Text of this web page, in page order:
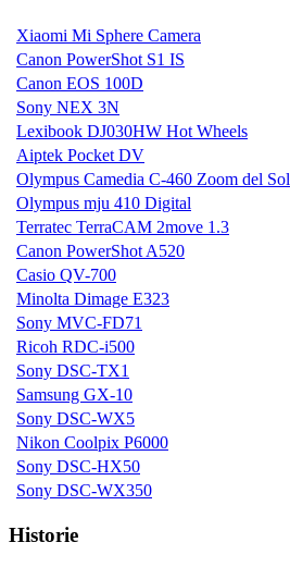
Xiaomi Mi Sphere Camera
Canon PowerShot S1 IS
Canon EOS 100D
Sony NEX 3N
Lexibook DJ030HW Hot Wheels
Aiptek Pocket DV
Olympus Camedia C-460 Zoom del Sol
Olympus mju 410 Digital
Terratec TerraCAM 2move 1.3
Canon PowerShot A520
Casio QV-700
Minolta Dimage E323
Sony MVC-FD71
Ricoh RDC-i500
Sony DSC-TX1
Samsung GX-10
Sony DSC-WX5
Nikon Coolpix P6000
Sony DSC-HX50
Sony DSC-WX350
Historie